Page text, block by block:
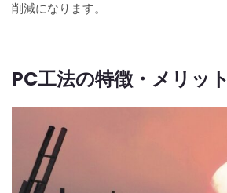
削減になります。
PC工法の特徴・メリット